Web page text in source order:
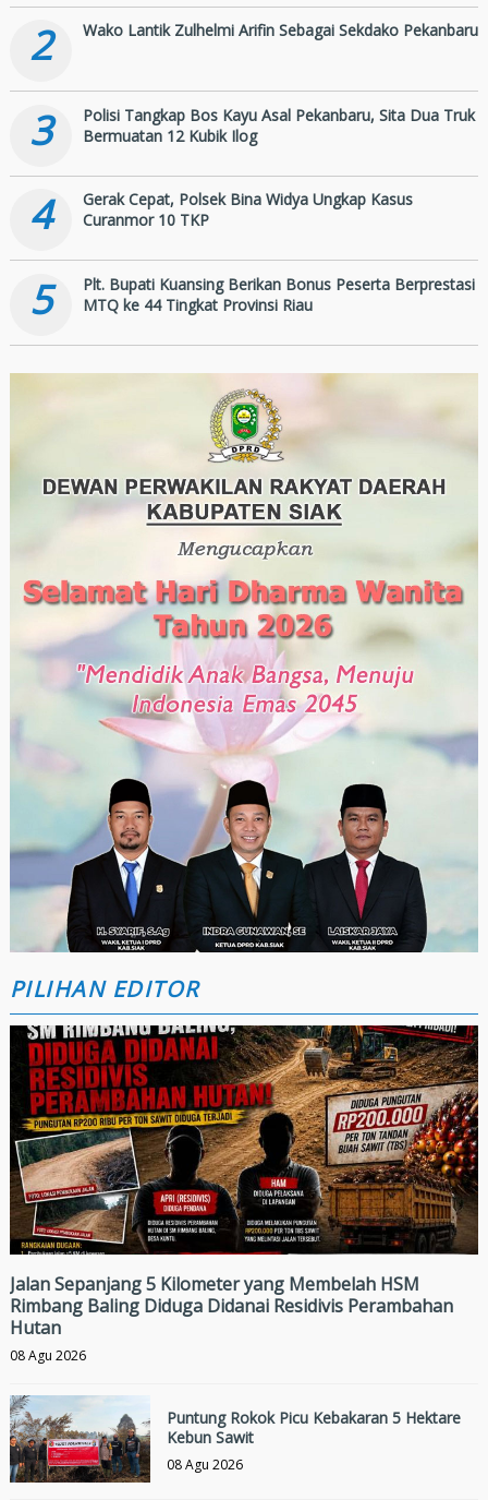
2 Wako Lantik Zulhelmi Arifin Sebagai Sekdako Pekanbaru
3
Polisi Tangkap Bos Kayu Asal Pekanbaru, Sita Dua Truk
Bermuatan 12 Kubik Ilog
4
Gerak Cepat, Polsek Bina Widya Ungkap Kasus
Curanmor 10 TKP
5
Plt. Bupati Kuansing Berikan Bonus Peserta Berprestasi
MTQ ke 44 Tingkat Provinsi Riau
PILIHAN EDITOR
Jalan Sepanjang 5 Kilometer yang Membelah HSM
Rimbang Baling Diduga Didanai Residivis Perambahan
Hutan
08 Agu 2026
Puntung Rokok Picu Kebakaran 5 Hektare
Kebun Sawit
08 Agu 2026